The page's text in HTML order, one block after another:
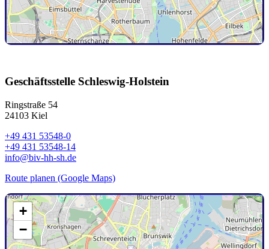
Geschäftsstelle Schleswig-Holstein
Ringstraße 54
24103 Kiel
+49 431 53548-0
+49 431 53548-14
info@biv-hh-sh.de
Route planen (Google Maps)
+
−